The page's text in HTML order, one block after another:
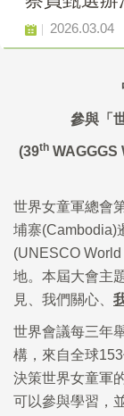
2026.03.04
參與「
(39th
世界女童軍總會
埔寨(Cambodia)
(UNESCO
地。本屆大會主
見、我們關心、
世界會議每三年
構，來自全球
決策世界女童軍
可以參與學習，